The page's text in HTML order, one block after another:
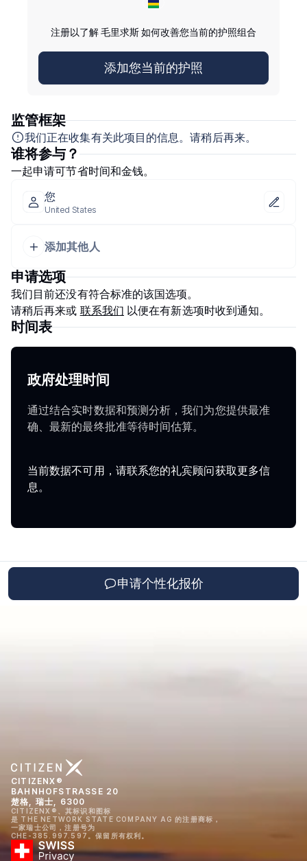
注册以了解 毛里求斯 如何改善您当前的护照组合
添加您当前的护照
监管框架
我们正在收集有关此项目的信息。请稍后再来。
谁将参与？
一起申请可节省时间和金钱。
您
United States
添加其他人
申请选项
我们目前还没有符合标准的该国选项。
请稍后再来或 联系我们 以便在有新选项时收到通知。
时间表
政府处理时间
通过结合实时数据和预测分析，我们为您提供最准
确、最新的最终批准等待时间估算。
当前数据不可用，请联系您的礼宾顾问获取更多信
息。
申请个性化报价
CITIZENX®
BAHNHOFSTRASSE 20
楚格, 瑞士, 6300
CITIZENX®、其标识和图标
是 THE NETWORK STATE COMPANY AG 的注册商标，
一家瑞士公司，注册号为
CHE-385.997.597。保留所有权利。